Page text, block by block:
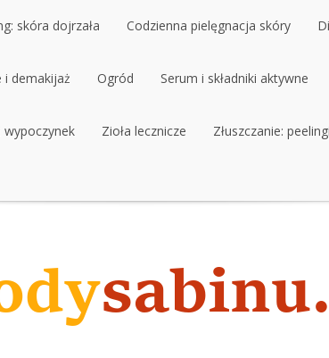
skóra dojrzała
skóra dojrzała
Codzienna pielęgnacja skóry
Codzienna pielęgnacja skóry
i demakijaż
i demakijaż
Ogród
Ogród
Serum i składniki aktywne
Serum i składniki aktywne
wypoczynek Zioła lecznicze Złuszczanie: